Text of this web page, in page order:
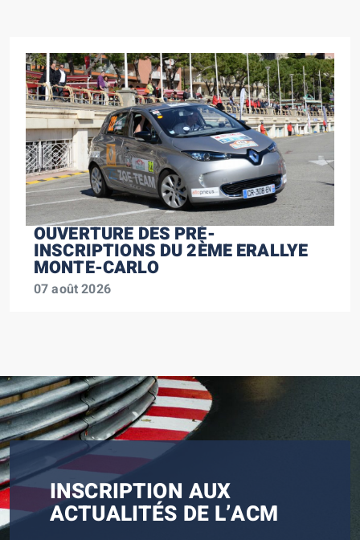
OUVERTURE DES PRÉ-
INSCRIPTIONS DU 2ÈME ERALLYE
MONTE-CARLO
07 août 2026
INSCRIPTION AUX
ACTUALITÉS DE L’ACM